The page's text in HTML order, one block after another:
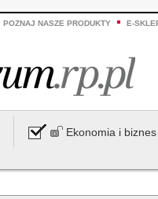
POZNAJ NASZE PRODUKTY E-
Ekonomia i biznes